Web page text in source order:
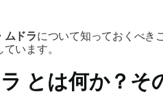
ムドラについて知っておくべき
います。
とは何か？そ